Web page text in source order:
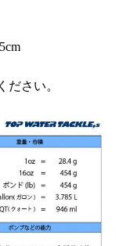
さい。